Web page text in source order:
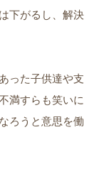
下がるし、解決
った子供達や支
満すらも笑いに
ろうと意思を働